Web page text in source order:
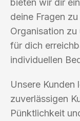
bieten wir dir
deine Fragen
Organisation
für dich
individuellen
Unsere Kunden
zuverlässigen
Pünktlichkeit